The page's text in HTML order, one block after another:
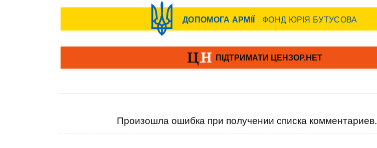
Произошла ошибка при получении списка комментариев.